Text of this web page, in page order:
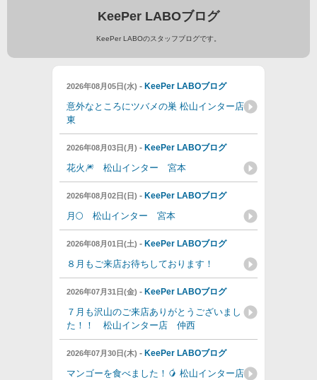
KeePer LABOブログ
KeePer LABOのスタッフブログです。
2026年08月05日(水) - KeePer LABOブログ
意外なところにツバメの巣 松山インター店
東
2026年08月03日(月) - KeePer LABOブログ
花火🎆 松山インター 宮本
2026年08月02日(日) - KeePer LABOブログ
月🌕 松山インター 宮本
2026年08月01日(土) - KeePer LABOブログ
８月もご来店お待ちしております！
2026年07月31日(金) - KeePer LABOブログ
７月も沢山のご来店ありがとうございまし
た！！ 松山インター店 仲西
2026年07月30日(木) - KeePer LABOブログ
マンゴーを食べました！🥭 松山インター店